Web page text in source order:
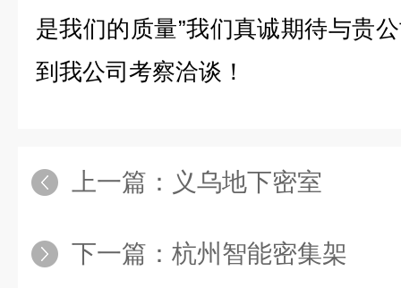
是我们的质量”我们真诚期待与贵
到我公司考察洽谈！
上一篇： 义乌地下密室
下一篇： 杭州智能密集架